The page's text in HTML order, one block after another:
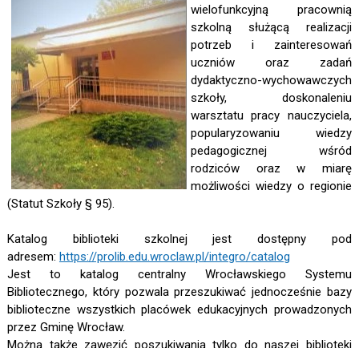
wielofunkcyjną pracownią
szkolną służącą realizacji
potrzeb i zainteresowań
uczniów oraz zadań
dydaktyczno-wychowawczych
szkoły, doskonaleniu
warsztatu pracy nauczyciela,
popularyzowaniu wiedzy
pedagogicznej wśród
rodziców oraz w miarę
możliwości wiedzy o regionie
(Statut Szkoły § 95).
Katalog biblioteki szkolnej jest dostępny pod
adresem: https://prolib.edu.wroclaw.pl/integro/catalog
Jest to katalog centralny Wrocławskiego Systemu
Bibliotecznego, który pozwala przeszukiwać jednocześnie bazy
biblioteczne wszystkich placówek edukacyjnych prowadzonych
przez Gminę Wrocław.
Można także zawęzić poszukiwania tylko do naszej biblioteki